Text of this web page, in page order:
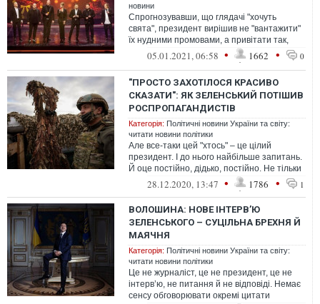
новини
Спрогнозувавши, що глядачі "хочуть
свята", президент вирішив не "вантажити"
їх нудними промовами, а привітати так,
щоб і дитина не заснула. Але спічра...
05.01.2021, 06:58 • 1662 • 0
"ПРОСТО ЗАХОТІЛОСЯ КРАСИВО
СКАЗАТИ": ЯК ЗЕЛЕНСЬКИЙ ПОТІШИВ
РОСПРОПАГАНДИСТІВ
Категорія: Політичні новини України та світу:
читати новини політики
Але все-таки цей "хтось" – це цілий
президент. І до нього найбільше запитань.
Й оце постійно, дідько, постійно. Не тільки
в нього – але за його презид...
28.12.2020, 13:47 • 1786 • 1
ВОЛОШИНА: НОВЕ ІНТЕРВ’Ю
ЗЕЛЕНСЬКОГО – СУЦІЛЬНА БРЕХНЯ Й
МАЯЧНЯ
Категорія: Політичні новини України та світу:
читати новини політики
Це не журналіст, це не президент, це не
інтерв’ю, не питання й не відповіді. Немає
сенсу обговорювати окремі цитати